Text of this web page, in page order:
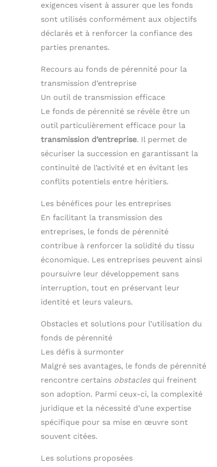
exigences visent à assurer que les fonds
sont utilisés conformément aux objectifs
déclarés et à renforcer la confiance des
parties prenantes.
Recours au fonds de pérennité pour la
transmission d’entreprise
Un outil de transmission efficace
Le fonds de pérennité se révèle être un
outil particulièrement efficace pour la
transmission d’entreprise. Il permet de
sécuriser la succession en garantissant la
continuité de l’activité et en évitant les
conflits potentiels entre héritiers.
Les bénéfices pour les entreprises
En facilitant la transmission des
entreprises, le fonds de pérennité
contribue à renforcer la solidité du tissu
économique. Les entreprises peuvent ainsi
poursuivre leur développement sans
interruption, tout en préservant leur
identité et leurs valeurs.
Obstacles et solutions pour l’utilisation du
fonds de pérennité
Les défis à surmonter
Malgré ses avantages, le fonds de pérennité
rencontre certains obstaclesqui freinent
son adoption. Parmi ceux-ci, la complexité
juridique et la nécessité d’une expertise
spécifique pour sa mise en œuvre sont
souvent citées.
Les solutions proposées